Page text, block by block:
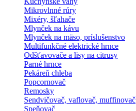
Mikrovlnné rúry
Mixéry, šľahače
Mlynček na kávu
Mlynček na mäso, príslušenstvo
Multifunkčné elektrické hrnce
Odšťavovače a lisy na citrusy
Parné hrnce
Pekáreň chleba
Popcornovač
Remosky
Sendvičovač, vaflovač, muffinovač
Speňovač